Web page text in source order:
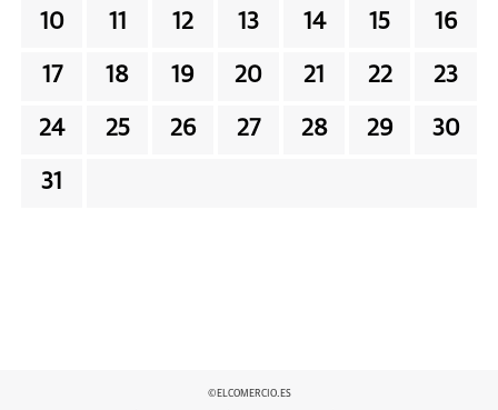
10 11 12 13 14 15 16
17 18 19 20 21 22 23
24 25 26 27 28 29 30
31
©ELCOMERCIO.ES